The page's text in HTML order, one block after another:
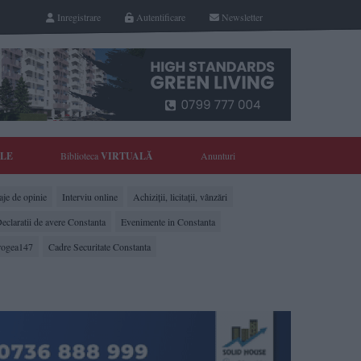
Newsletter
Autentificare
Inregistrare
BibliotecaVIRTUALĂ Anunturi
de opinie Interviu online
Achiziții, licitații, vânzări
de avere Constanta
Evenimente in Constanta
Cadre Securitate Constanta